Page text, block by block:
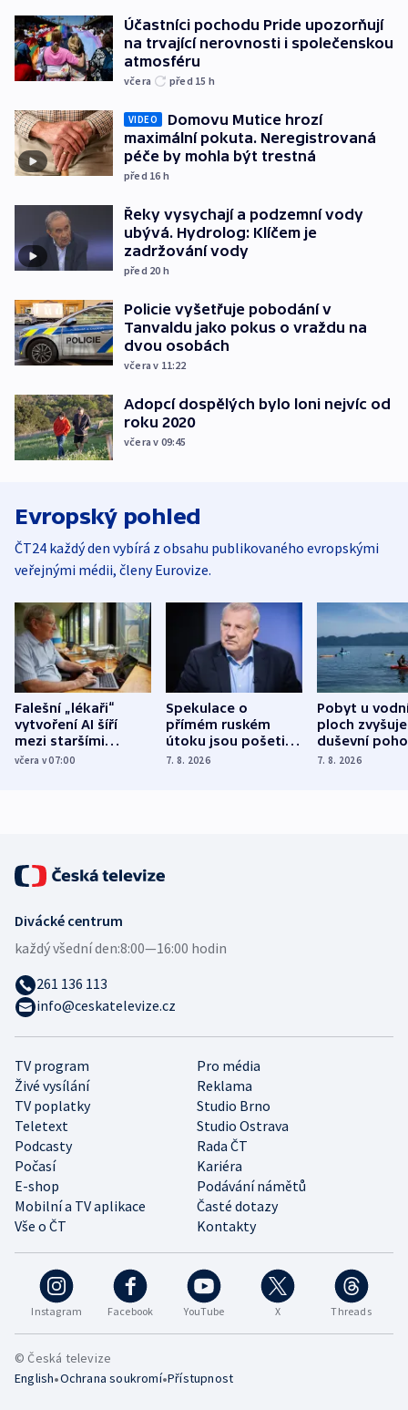
Účastníci pochodu Pride upozorňují
na trvající nerovnosti i společenskou
atmosféru
včera před 15 h
VIDEO
Domovu Mutice hrozí
maximální pokuta. Neregistrovaná
péče by mohla být trestná
před 16 h
Řeky vysychají a podzemní vody
ubývá. Hydrolog: Klíčem je
zadržování vody
před 20 h
Policie vyšetřuje pobodání v
Tanvaldu jako pokus o vraždu na
dvou osobách
včera v 11:22
Adopcí dospělých bylo loni nejvíc od
roku 2020
včera v 09:45
Evropský pohled
ČT24 každý den vybírá z obsahu publikovaného evropskými
veřejnými médii, členy Eurovize.
Falešní „lékaři“
vytvoření AI šíří
mezi staršími
Poláky nebezpečné
včera v 07:00
Spekulace o
přímém ruském
útoku jsou pošetilé,
míní estonský
7. 8. 2026
Pobyt u
ploch zvyšuje
duševní
ukázala
7. 8. 2026
Instagram Facebook YouTube X Threads
TV program
Pro média
Živé vysílání
Reklama
TV poplatky
Studio Brno
Teletext
Studio Ostrava
Podcasty
Rada ČT
Počasí
Kariéra
E-shop
Podávání námětů
Mobilní a TV aplikace
Časté dotazy
Vše o ČT
Kontakty
Divácké centrum
každý všední den:8:00—16:00 hodin
261 136 113
info@ceskatelevize.cz
© Česká televize
English•Ochrana soukromí•Přístupnost